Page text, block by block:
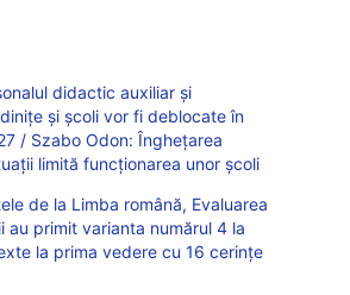
didactic auxiliar și
și școli vor fi deblocate în
/ Szabo Odon: Înghețarea
limită funcționarea unor școli
de la Limba română, Evaluarea
au primit varianta numărul 4 la
la prima vedere cu 16 cerințe